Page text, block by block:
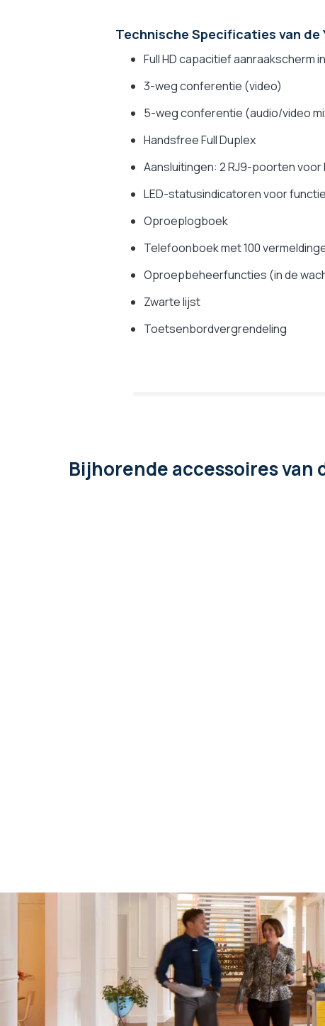
Technische Specificaties van de
Full HD capacitief aanraakscherm
3-weg conferentie (video)
5-weg conferentie (audio/video
Handsfree Full Duplex
Aansluitingen: 2 RJ9-poorten
LED-statusindicatoren voor
Oproeplogboek
Telefoonboek met 100
Oproepbeheerfuncties (in de
Zwarte lijst
Toetsenbordvergrendeling
Bijhorende accessoiresvan